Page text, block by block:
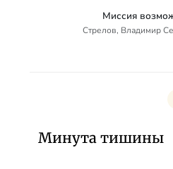
Миссия
Стрелов, Владимир
Минута тишины